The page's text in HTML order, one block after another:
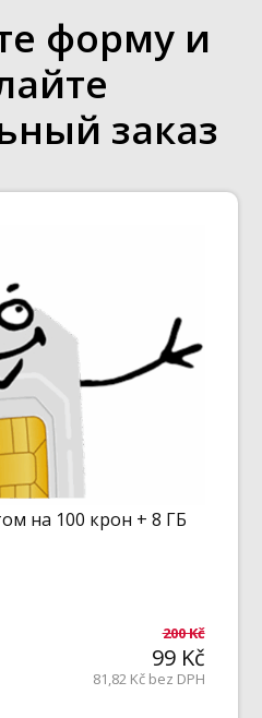
форму и
заказ
на 100 крон + 8 ГБ
200Kč
99Kč
81,82Kč bez DPH